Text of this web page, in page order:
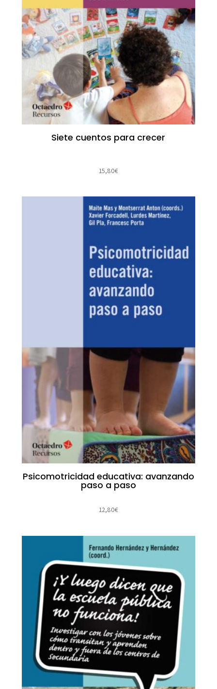
Siete cuentos para crecer
15,80€
Psicomotricidad educativa: avanzando
paso a paso
12,80€